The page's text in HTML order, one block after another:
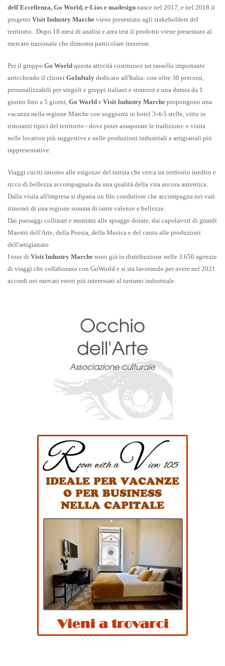
dell'Eccellenza, Go World, e-Lios e madesign nasce nel 2017, e nel 2018 il
progetto Visit Industry Marche viene presentato agli stakeholders del
territorio. Dopo 18 mesi di analisi e area test il prodotto viene presentato al
mercato nazionale che dimostra particolare interesse.
Per il gruppo Go World questa attività costituisce un tassello importante
arricchendo il clusterGoInItaly dedicato all'Italia: con oltre 30 percorsi,
personalizzabili per singoli e gruppi italiani e stranieri e una durata da 1
giorno fino a 5 giorni, Go World e Visit Industry Marche propongono una
vacanza nella regione Marche con soggiorni in hotel 3-4-5 stelle, vitto in
ristoranti tipici del territorio - dove poter assaporare le tradizioni- e visita
nelle location più suggestive e nelle produzioni industriali e artigianali più
rappresentative.
Viaggi cuciti intorno alle esigenze del turista che cerca un territorio inedito e
ricco di bellezza accompagnata da una qualità della vita ancora autentica.
Dalla visita all'impresa si dipana un filo conduttore che accompagna nei vari
itinerari di una regione somma di tante valenze e bellezze.
Dai paesaggi collinari e montani alle spiagge dorate, dai capolavori di grandi
Maestri dell'Arte, della Poesia, della Musica e del canto alle produzioni
dell'artigianato
I tour di Visit Industry Marche sono già in distribuzione nelle 3.650 agenzie
di viaggi che collaborano con GoWorld e si sta lavorando per avere nel 2021
accordi nei mercati esteri più interessati al turismo industriale.